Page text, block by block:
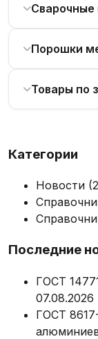
Сварочные
Порошки
Товары по
Категории
Новости
Последние
ГОСТ
07.08.2026
ГОСТ